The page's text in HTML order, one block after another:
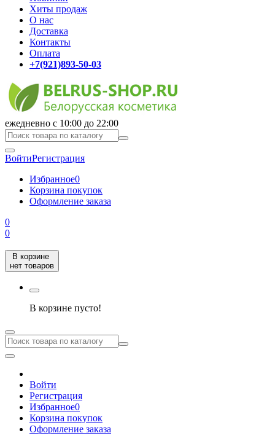
Хиты продаж
О нас
Доставка
Контакты
Оплата
+7(921)893-50-03
ежедневно с 10:00 до 22:00
ВойтиРегистрация
Избранное0
Корзина покупок
Оформление заказа
0
0
В корзине
нет товаров
В корзине пусто!
Войти
Регистрация
Избранное0
Корзина покупок
Оформление заказа